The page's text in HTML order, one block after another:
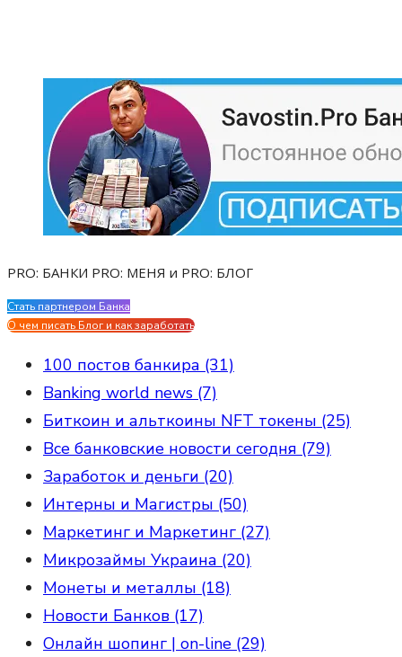
PRO: БАНКИ PRO: МЕНЯ и PRO: БЛОГ
Стать партнером Банка
О чем писать Блог и как заработать
100 постов банкира (31)
Banking world news (7)
Биткоин и альткоины NFT токены (25)
Все банковские новости сегодня (79)
Заработок и деньги (20)
Интерны и Магистры (50)
Маркетинг и Маркетинг (27)
Микрозаймы Украина (20)
Монеты и металлы (18)
Новости Банков (17)
Онлайн шопинг | on-line (29)